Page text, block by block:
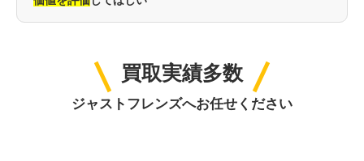
買取実績多数
ジャストフレンズへお任せください